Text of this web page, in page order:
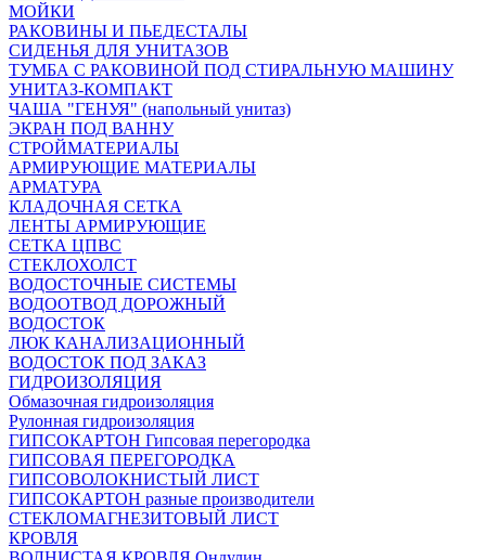
МОЙКИ
РАКОВИНЫ И ПЬЕДЕСТАЛЫ
СИДЕНЬЯ ДЛЯ УНИТАЗОВ
ТУМБА С РАКОВИНОЙ ПОД СТИРАЛЬНУЮ МАШИНУ
УНИТАЗ-КОМПАКТ
ЧАША "ГЕНУЯ" (напольный унитаз)
ЭКРАН ПОД ВАННУ
СТРОЙМАТЕРИАЛЫ
АРМИРУЮЩИЕ МАТЕРИАЛЫ
АРМАТУРА
КЛАДОЧНАЯ СЕТКА
ЛЕНТЫ АРМИРУЮЩИЕ
СЕТКА ЦПВС
СТЕКЛОХОЛСТ
ВОДОСТОЧНЫЕ СИСТЕМЫ
ВОДООТВОД ДОРОЖНЫЙ
ВОДОСТОК
ЛЮК КАНАЛИЗАЦИОННЫЙ
ВОДОСТОК ПОД ЗАКАЗ
ГИДРОИЗОЛЯЦИЯ
Обмазочная гидроизоляция
Рулонная гидроизоляция
ГИПСОКАРТОН Гипсовая перегородка
ГИПСОВАЯ ПЕРЕГОРОДКА
ГИПСОВОЛОКНИСТЫЙ ЛИСТ
ГИПСОКАРТОН разные производители
СТЕКЛОМАГНЕЗИТОВЫЙ ЛИСТ
КРОВЛЯ